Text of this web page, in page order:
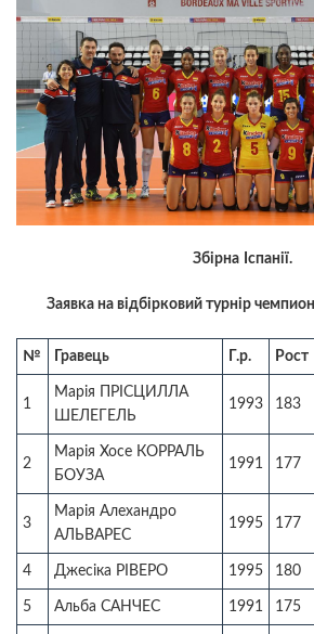
Збірна Іспанії.
Заявка на відбірковий турнір
№ Гравець Г.р. Рост
1
Марія ПРІСЦИЛЛА
ШЕЛЕГЕЛЬ
1993 183
2
Марія Хосе КОРРАЛЬ
БОУЗА
1991 177
3
Марія Алехандро
АЛЬВАРЕС
1995 177
4 Джесіка РІВЕРО 1995 180
5 Альба САНЧЕС 1991 175